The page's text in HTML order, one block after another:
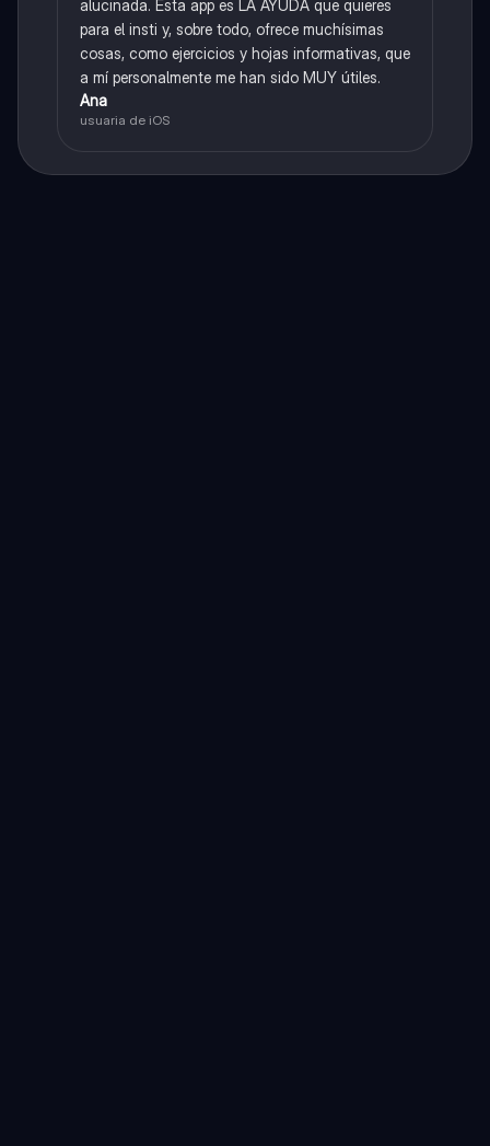
alucinada. Esta app es LA AYUDA que quieres
para el insti y, sobre todo, ofrece muchísimas
cosas, como ejercicios y hojas informativas, que
a mí personalmente me han sido MUY útiles.
Ana
usuaria de iOS